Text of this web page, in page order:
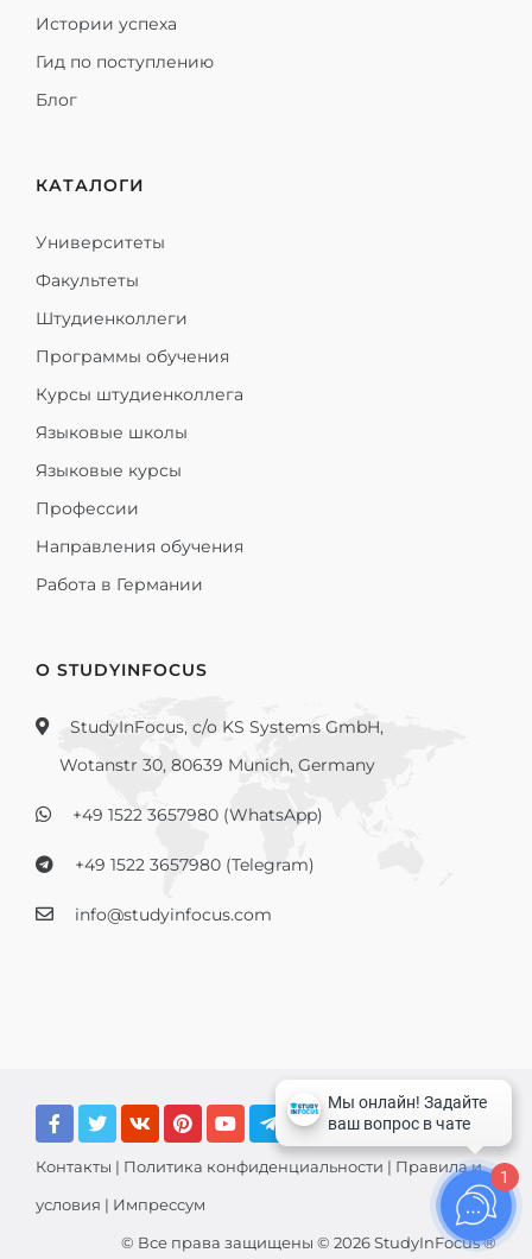
Истории успеха
Гид по поступлению
Блог
КАТАЛОГИ
Университеты
Факультеты
Штудиенколлеги
Программы обучения
Курсы штудиенколлега
Языковые школы
Языковые курсы
Профессии
Направления обучения
Работа в Германии
О STUDYINFOCUS
StudyInFocus, c/o KS Systems GmbH,
Wotanstr 30, 80639 Munich, Germany
+49 1522 3657980 (WhatsApp)
+49 1522 3657980 (Telegram)
info@studyinfocus.com
Контакты | Политика конфиденциальности | Правила и
условия | Импрессум
© Все права защищены © 2026 StudyInFocus ®
1